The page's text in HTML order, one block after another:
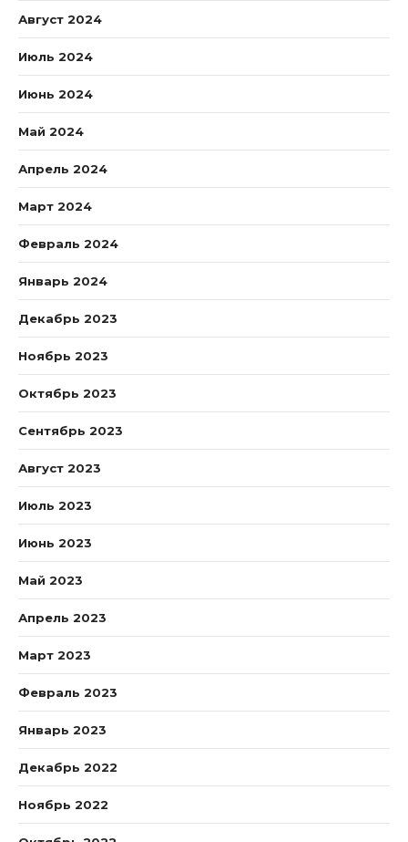
Август 2024
Июль 2024
Июнь 2024
Май 2024
Апрель 2024
Март 2024
Февраль 2024
Январь 2024
Декабрь 2023
Ноябрь 2023
Октябрь 2023
Сентябрь 2023
Август 2023
Июль 2023
Июнь 2023
Май 2023
Апрель 2023
Март 2023
Февраль 2023
Январь 2023
Декабрь 2022
Ноябрь 2022